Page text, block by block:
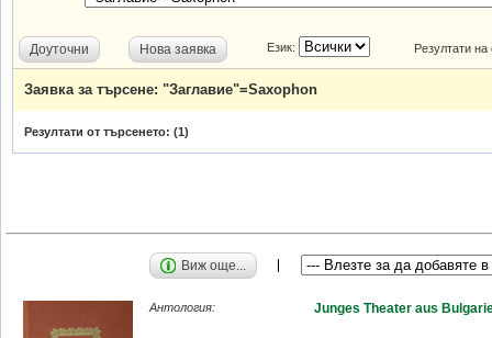
Доуточни Нова заявка Език: Резултати
Заявка за търсене: "Заглавие"=Saxophon
Резултати от търсенето: (1)
Виж още...
Антология: Junges Theater aus